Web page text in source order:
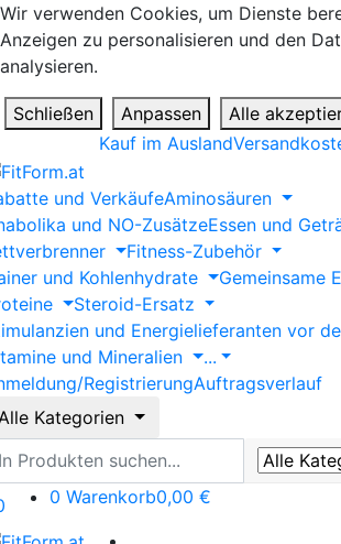
Wir verwenden Cookies, um Dienste
Anzeigen zu personalisieren und den
analysieren.
Schließen Anpassen
Alle
Kauf im Ausland
und VerkäufeAminosäuren
und NO-ZusätzeEssen und
Fitness-Zubehör
und Kohlenhydrate
Gemeinsame
Steroid-Ersatz
und Energielieferanten vor
und Mineralien
...
RegistrierungAuftragsverlauf
Kategorien
0 Warenkorb0,00 €